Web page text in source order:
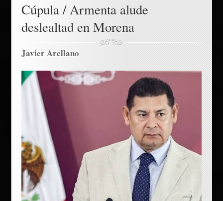
Cúpula / Armenta alude
deslealtad en Morena
Javier Arellano